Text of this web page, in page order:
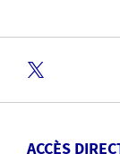
ACCÈS